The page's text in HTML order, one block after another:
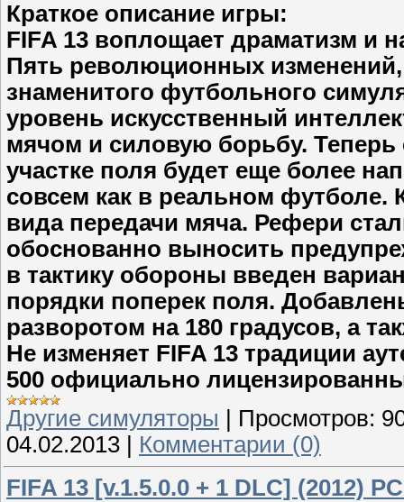
Краткое описание игры:
FIFA 13 воплощает драматизм и
Пять революционных
знаменитого футбольного
уровень искусственный
мячом и силовую борьбу. Теперь
участке поля будет еще более
совсем как в реальном футболе.
вида передачи мяча. Рефери
обоснованно выносить
в тактику обороны введен
порядки поперек поля.
разворотом на 180 градусов, а
Не изменяет FIFA 13 традиции
500 официально
Другие симуляторы
Просмотров:
04.02.2013
Комментарии (0)
FIFA 13 [v.1.5.0.0 + 1 DLC] (2012)